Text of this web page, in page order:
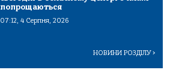
попрощаються
07:12, 4 Серпня, 2026
НОВИНИ РОЗДІЛУ>